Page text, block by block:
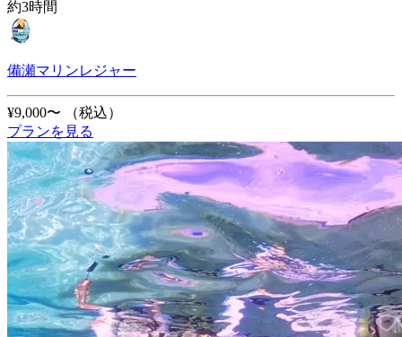
約3時間
備瀬マリンレジャー
¥9,000〜
（税込）
プランを見る